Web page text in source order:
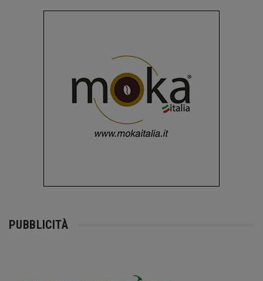
PUBBLICITÀ